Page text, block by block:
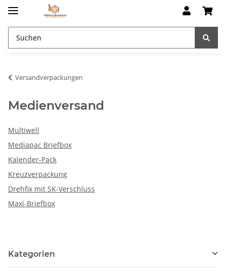
Versandverpackungen
Medienversand
Multiwell
Mediapac Briefbox
Kalender-Pack
Kreuzverpackung
Drehfix mit SK-Verschluss
Maxi-Briefbox
Kategorien